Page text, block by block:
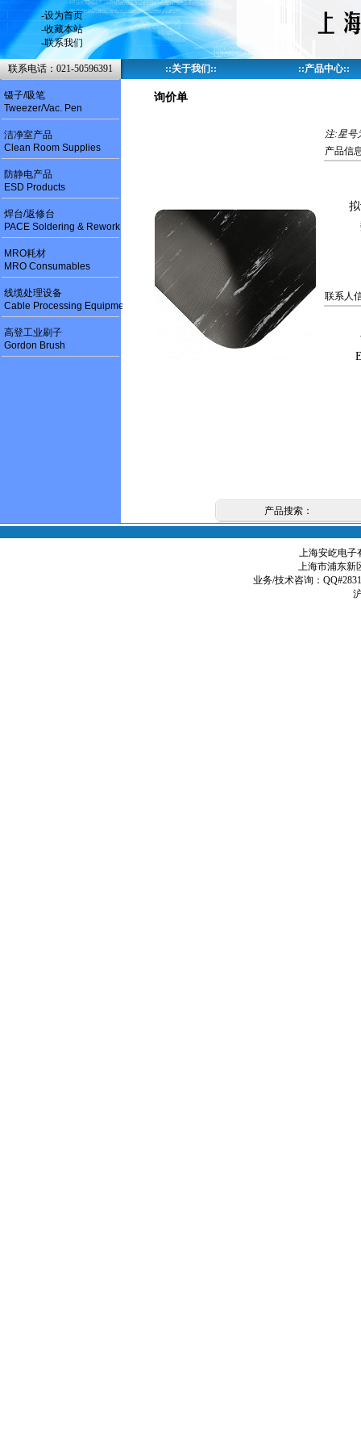
镊子/吸笔
Tweezer/Vac. Pen
洁净室产品
Clean Room Supplies
防静电产品
ESD Products
焊台/返修台
PACE Soldering & Rework
MRO耗材
MRO Consumables
线缆处理设备
Cable Processing Equipment
高登工业刷子
Gordon Brush
-设为首页
-收藏本站
-联系我们
联系电话：021-50596391 ::关于我们 :: ::产品中心::
询价单
注:星号
产品信
联系人
产品搜索：
上海安屹电子
上海市浦东新
业务/技术咨询：